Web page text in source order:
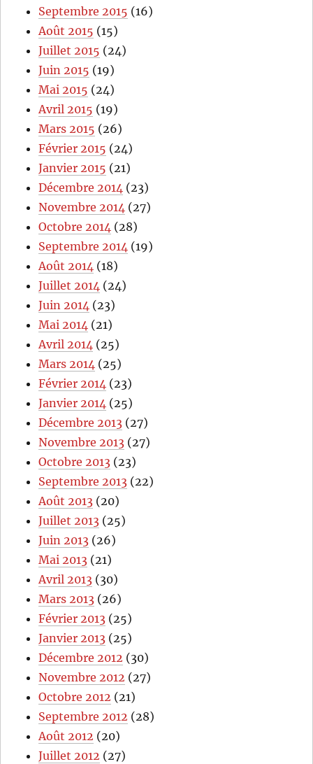
Septembre 2015 (16)
Août 2015 (15)
Juillet 2015 (24)
Juin 2015 (19)
Mai 2015 (24)
Avril 2015 (19)
Mars 2015 (26)
Février 2015 (24)
Janvier 2015 (21)
Décembre 2014 (23)
Novembre 2014 (27)
Octobre 2014 (28)
Septembre 2014 (19)
Août 2014 (18)
Juillet 2014 (24)
Juin 2014 (23)
Mai 2014 (21)
Avril 2014 (25)
Mars 2014 (25)
Février 2014 (23)
Janvier 2014 (25)
Décembre 2013 (27)
Novembre 2013 (27)
Octobre 2013 (23)
Septembre 2013 (22)
Août 2013 (20)
Juillet 2013 (25)
Juin 2013 (26)
Mai 2013 (21)
Avril 2013 (30)
Mars 2013 (26)
Février 2013 (25)
Janvier 2013 (25)
Décembre 2012 (30)
Novembre 2012 (27)
Octobre 2012 (21)
Septembre 2012 (28)
Août 2012 (20)
Juillet 2012 (27)